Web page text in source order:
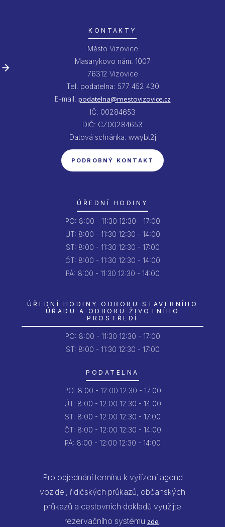
KONTAKTY
Město Vizovice
Masarykovo nám. 1007
76312 Vizovice
Tel. podatelna: 577 452 430
E-mail: podatelna@mestovizovice.cz
IČ: 00284653
DIČ: CZ00284653
Datová schránka: wwybt2j
PODROBNÝ KONTAKT
ÚŘEDNÍ HODINY
PO: 8:00 - 11:30 12:30 - 17:00
ÚT: 8:00 - 11:30 12:30 - 14:00
ST: 8:00 - 11:30 12:30 - 17:00
ČT: 8:00 - 11:30 12:30 - 14:00
PÁ: 8:00 - 11:30 12:30 - 14:00
ÚŘEDNÍ HODINY ODBORU STAVEBNÍHO
ÚŘADU A ODBORU ŽIVOTNÍHO
PROSTŘEDÍ
PO: 8:00 - 11:30 12:30 - 17:00
ST: 8:00 - 11:30 12:30 - 17:00
PODATELNA
PO: 8:00 - 12:00 12:30 - 17:00
ÚT: 8:00 - 12:00 12:30 - 14:00
ST: 8:00 - 12:00 12:30 - 17:00
ČT: 8:00 - 12:00 12:30 - 14:00
PÁ: 8:00 - 12:00 12:30 - 14:00
Pro objednání termínu k vyřízení agend
vozidel, řidičských průkazů, občanských
průkazů a cestovních dokladů využijte
rezervačního systému zde.